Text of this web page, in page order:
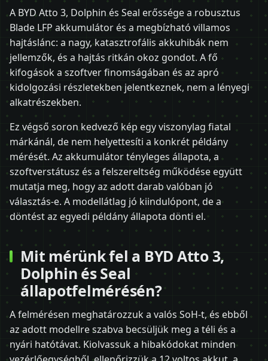
A BYD Atto 3, Dolphin és Seal erőssége a robusztus
Blade LFP akkumulátor és a megbízható villamos
hajtáslánc: a nagy, katasztrofális akkuhibák nem
jellemzők, és a hajtás ritkán okoz gondot. A fő
kifogások a szoftver finomságában és az apró
kidolgozási részletekben jelentkeznek, nem a lényegi
alkatrészekben.
Ez végső soron kedvező kép egy viszonylag fiatal
márkánál, de nem helyettesíti a konkrét példány
mérését. Az akkumulátor tényleges állapota, a
szoftverstátusz és a felszereltség működése együtt
mutatja meg, hogy az adott darab valóban jó
választás-e. A modellátlag jó kiindulópont, de a
döntést az egyedi példány állapota dönti el.
Mit mérünk fel a BYD Atto 3,
Dolphin és Seal
állapotfelmérésén?
A felmérésen meghatározzuk a valós SoH-t, és ebből
az adott modellre szabva becsüljük meg a téli és a
nyári hatótávat. Kiolvassuk a hibakódokat minden